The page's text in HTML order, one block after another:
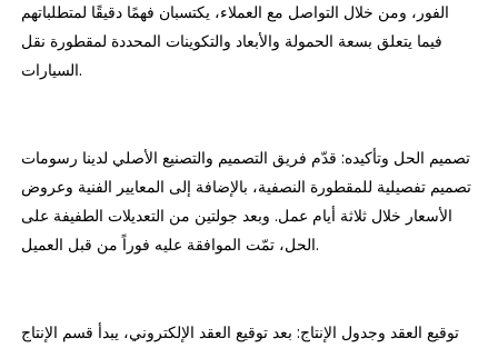
الفور، ومن خلال التواصل مع العملاء، يكتسبان فهمًا دقيقًا لمتطلباتهم
فيما يتعلق بسعة الحمولة والأبعاد والتكوينات المحددة لمقطورة نقل
السيارات.
تصميم الحل وتأكيده: قدّم فريق التصميم والتصنيع الأصلي لدينا رسومات
تصميم تفصيلية للمقطورة النصفية، بالإضافة إلى المعايير الفنية وعروض
الأسعار خلال ثلاثة أيام عمل. وبعد جولتين من التعديلات الطفيفة على
الحل، تمّت الموافقة عليه فوراً من قبل العميل.
توقيع العقد وجدول الإنتاج: بعد توقيع العقد الإلكتروني، يبدأ قسم الإنتاج